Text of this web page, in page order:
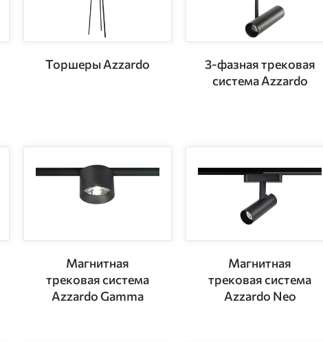
Торшеры Azzardo
3-фазная трековая
система Azzardo
Магнитная
трековая система
Azzardo Gamma
Магнитная
трековая система
Azzardo Neo